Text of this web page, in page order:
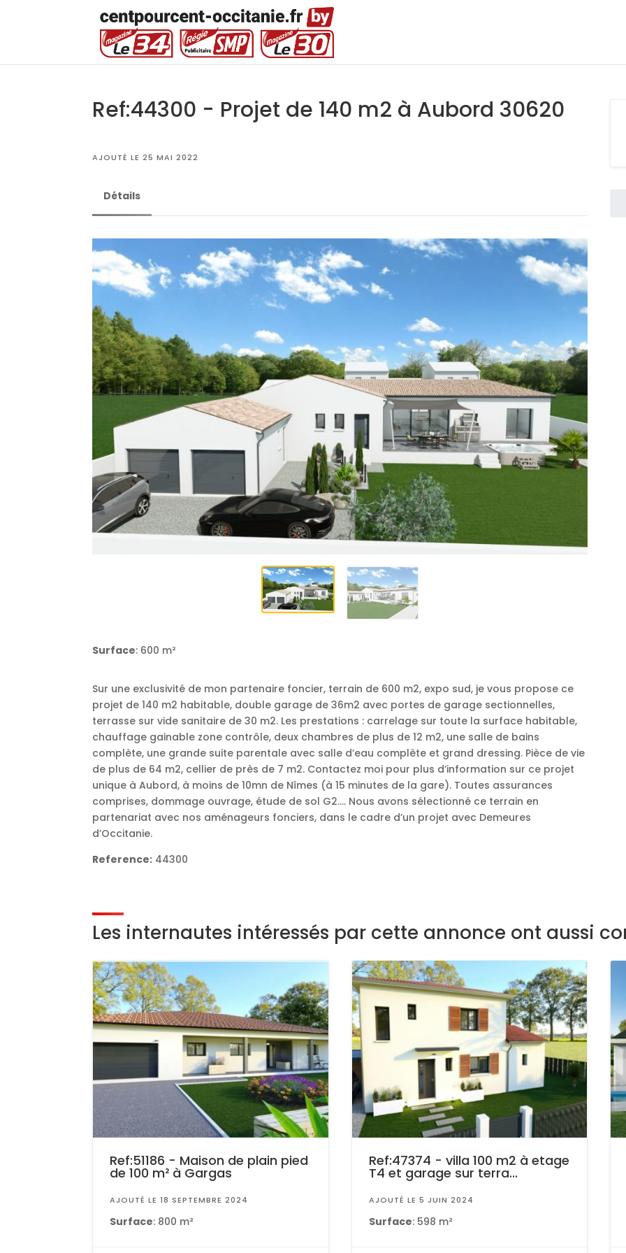
Ref:44300 - Projet de 140 m2 à Aubord 30620
AJOUTÉ LE 25 MAI 2022
Détails
Surface: 600 m²
Sur une exclusivité de mon partenaire foncier, terrain de 600 m2, expo sud, je vous propose ce
projet de 140 m2 habitable, double garage de 36m2 avec portes de garage sectionnelles,
terrasse sur vide sanitaire de 30 m2. Les prestations : carrelage sur toute la surface habitable,
chauffage gainable zone contrôle, deux chambres de plus de 12 m2, une salle de bains
complète, une grande suite parentale avec salle d’eau complète et grand dressing. Pièce de vie
de plus de 64 m2, cellier de près de 7 m2. Contactez moi pour plus d’information sur ce projet
unique à Aubord, à moins de 10mn de Nîmes (à 15 minutes de la gare). Toutes assurances
comprises, dommage ouvrage, étude de sol G2…. Nous avons sélectionné ce terrain en
partenariat avec nos aménageurs fonciers, dans le cadre d’un projet avec Demeures
d’Occitanie.
Reference: 44300
Les internautes intéressés par cette annonce ont aussi
Ref:51186 - Maison de plain pied
de 100 m² à Gargas
AJOUTÉ LE 18 SEPTEMBRE 2024
Surface: 800 m²
Ref:47374 - villa 100 m2 à etage
T4 et garage sur terra...
AJOUTÉ LE 5 JUIN 2024
Surface: 598 m²